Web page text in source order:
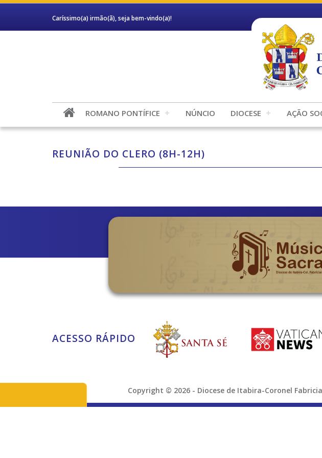
Caríssimo(a) irmão(ã), seja bem-vindo(a)!
ROMANO PONTÍFICE NÚNCIO DIOCESE AÇÃO
REUNIÃO DO CLERO (8H-12H)
ACESSO RÁPIDO
Copyright © 2026 - Diocese de Itabira-Coronel